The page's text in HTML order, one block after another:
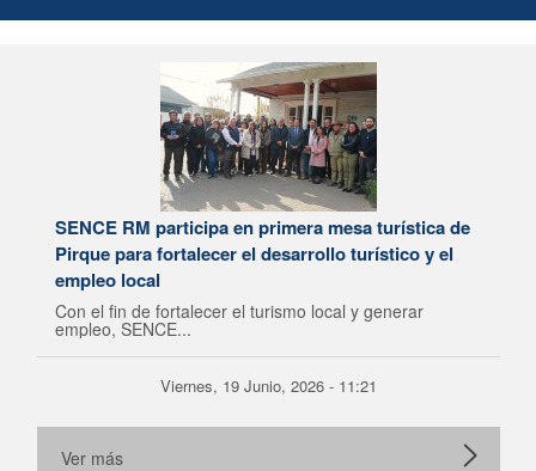
SENCE RM participa en primera mesa turística de
Pirque para fortalecer el desarrollo turístico y el
empleo local
Con el fin de fortalecer el turismo local y generar
empleo, SENCE...
Viernes, 19 Junio, 2026 - 11:21
Ver más